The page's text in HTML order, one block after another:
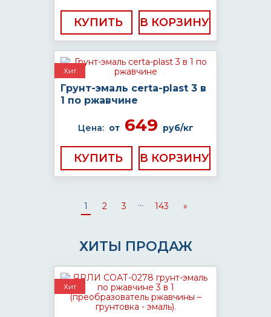
КУПИТЬ
Хит
Грунт-эмаль certa-plast 3 в
1 по ржавчине
Цена: от649 руб/кг
КУПИТЬ
1 2 3 ... 143 »
ХИТЫ ПРОДАЖ
Хит